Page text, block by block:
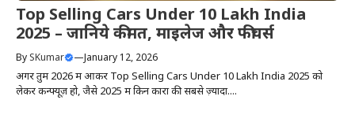
Top Selling Cars Under 10 Lakh India
2025 – जानिये कीमत, माइलेज और फीचर्स
By SKumar —January 12, 2026
अगर तुम 2026 में आकर Top Selling Cars Under 10 Lakh India 2025 को
लेकर कन्फ्यूज़ हो, जैसे 2025 में किन कारों की सबसे ज़्यादा....